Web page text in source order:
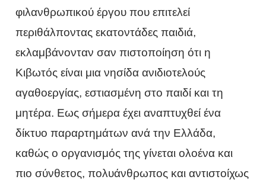
φιλανθρωπικού έργου που επιτελεί
περιθάλποντας εκατοντάδες παιδιά,
εκλαμβάνονταν σαν πιστοποίηση ότι η
Κιβωτός είναι μια νησίδα ανιδιοτελούς
αγαθοεργίας, εστιασμένη στο παιδί και τη
μητέρα. Εως σήμερα έχει αναπτυχθεί ένα
δίκτυο παραρτημάτων ανά την Ελλάδα,
καθώς ο οργανισμός της γίνεται ολοένα και
πιο σύνθετος, πολυάνθρωπος και αντιστοίχως